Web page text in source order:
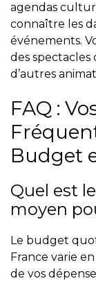
agendas
connaître les
événements.
des spectacles
d’autres
FAQ :
Budget
Quel est
moyen
Le budget
France varie
de vos